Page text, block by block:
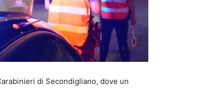
di Secondigliano, dove un